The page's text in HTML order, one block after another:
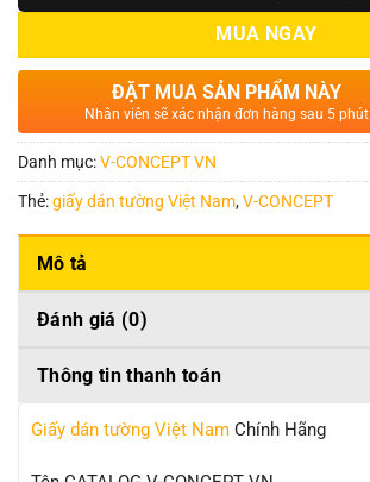
MUA NGAY
ĐẶT MUA SẢN PHẨM NÀY
Nhân viên sẽ xác nhận đơn hàng sau 5 phút
Danh mục:V-CONCEPT VN
Thẻ:giấy dán tường Việt Nam,V-CONCEPT
Mô tả
Đánh giá (0)
Thông tin thanh toán
Giấy dán tường Việt Nam Chính Hãng